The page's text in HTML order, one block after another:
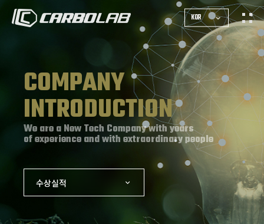
KOR
COMPANY
INTRODUCTION
We are a New Tech Company with years
of experience and with extraordinary people
수상실적